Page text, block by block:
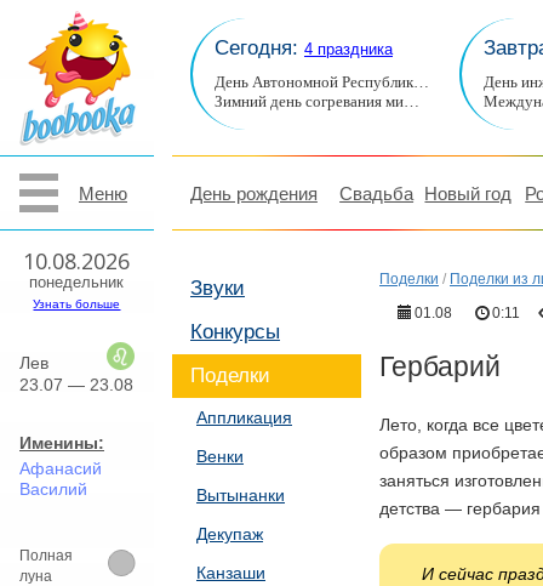
Меню
10.08.2026
понедельник
Узнать больше
Лев
23.07 — 23.08
Именины:
Афанасий
Василий
Полная
луна
Сегодня: 4 праздника
День Автономной Республик…
Зимний день согревания ми…
День
День рождения Свадьба Новый год
Звуки
Конкурсы
Поделки
Аппликация
Венки
Вытынанки
Декупаж
Канзаши
Поделки / Поделки из
01.08
0:11
Гербарий
Лето, когда все
образом
заняться
детства — гербария
И сейчас